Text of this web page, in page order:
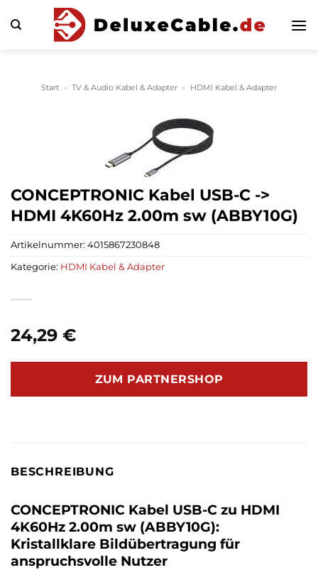
Inhalt
Start » TV & Audio Kabel & Adapter » HDMI Kabel & Adapter
CONCEPTRONIC Kabel USB-C ->
HDMI 4K60Hz 2.00m sw (ABBY10G)
24,29 €
ZUM PARTNERSHOP
Artikelnummer: 4015867230848
Kategorie: HDMI Kabel & Adapter
BESCHREIBUNG
CONCEPTRONIC Kabel USB-C zu HDMI
4K60Hz 2.00m sw (ABBY10G):
Kristallklare Bildübertragung für
anspruchsvolle Nutzer